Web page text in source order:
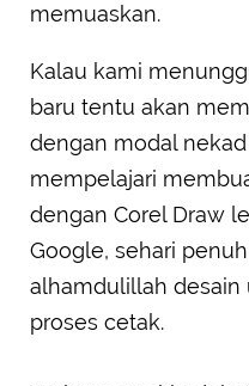
memuaskan.
Kalau kami
baru tentu akan
dengan modal
mempelajari
dengan Corel Draw
Google, sehari
alhamdulillah desain
proses cetak.